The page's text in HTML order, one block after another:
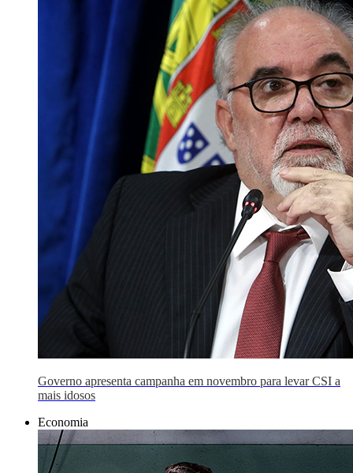
Governo apresenta campanha em novembro para levar CSI a
mais idosos
Economia